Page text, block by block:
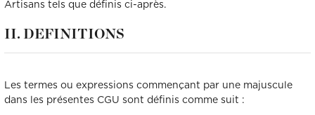
prenez rendez-vous avec nos Archis pour 50€
Artisans tels que définis ci-après.
II. DEFINITIONS
Les termes ou expressions commençant par une majuscule
dans les présentes CGU sont définis comme suit :
Téléphone
Attention si votre ville
contient des tirets, ne les
oubliez pas !
Email Mot de passe
Localité du projet